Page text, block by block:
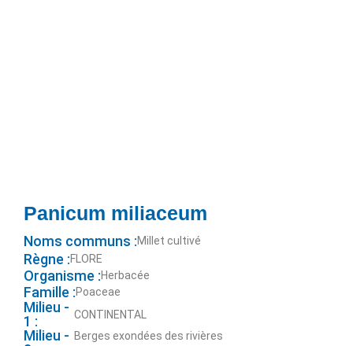
Panicum miliaceum
Noms communs :Millet cultivé
Règne :FLORE
Organisme :Herbacée
Famille :Poaceae
Milieu -
1 :
CONTINENTAL
Milieu - Berges exondées des rivières